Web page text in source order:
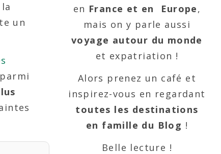
un
en France et en Europe,
mais on y parle aussi
voyage autour du monde
et expatriation !
Alors prenez un café et
inspirez-vous en regardant
toutes les destinations
en famille du Blog !
Belle lecture !